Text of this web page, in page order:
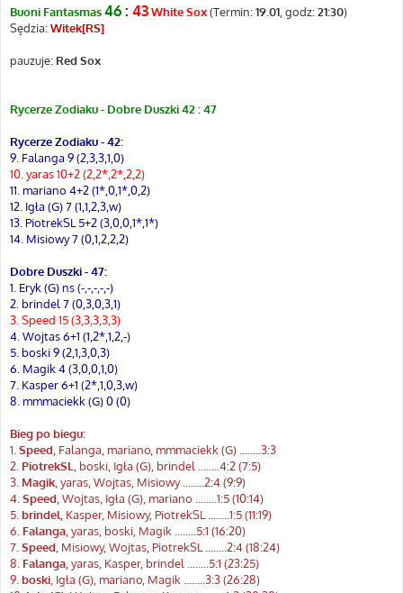
Buoni Fantasmas46 : 43White Sox(Termin:19.01 , godz:21:30)
Sędzia:Witek[RS]
pauzuje: Red Sox
Rycerze Zodiaku - Dobre Duszki 42 : 47
Rycerze Zodiaku - 42:
9. Falanga 9 (2,3,3,1,0)
10. yaras 10+2 (2,2*,2*,2,2)
11. mariano 4+2 (1*,0,1*,0,2)
12. Igła (G) 7 (1,1,2,3,w)
13. PiotrekSL 5+2 (3,0,0,1*,1*)
14. Misiowy 7 (0,1,2,2,2)
Dobre Duszki - 47:
1. Eryk (G) ns (-,-,-,-,-)
2. brindel 7 (0,3,0,3,1)
3. Speed 15 (3,3,3,3,3)
4. Wojtas 6+1 (1,2*,1,2,-)
5. boski 9 (2,1,3,0,3)
6. Magik 4 (3,0,0,1,0)
7. Kasper 6+1 (2*,1,0,3,w)
8. mmmaciekk (G) 0 (0)
Bieg po biegu:
1. Speed , Falanga, mariano, mmmaciekk (G) ……..3:3
2. PiotrekSL
, boski, Igła (G), brindel ...…..4:2 (7:5)
3. Magik , yaras, Wojtas, Misiowy ...…..2:4 (9:9)
4. Speed , Wojtas, Igła (G), mariano ...…..1:5 (10:14)
5. brindel , Kasper, Misiowy, PiotrekSL ...…..1:5 (11:19)
6. Falanga , yaras, boski, Magik ...…..5:1 (16:20)
7. Speed , Misiowy, Wojtas, PiotrekSL ...…..2:4 (18:24)
8. Falanga , yaras, Kasper, brindel ...…..5:1 (23:25)
9. boski , Igła (G), mariano, Magik ...…..3:3 (26:28)